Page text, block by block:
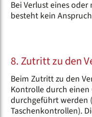
Bei Verlust eines
besteht kein
8. Zutritt zu den
Beim Zutritt zu den
Kontrolle durch
durchgeführt werden
Taschenkontrollen).